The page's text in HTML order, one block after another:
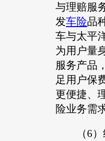
与理赔服
发车险品
车与太平
为用户量
服务产品
足用户保
更便捷、
险业务需
（6）